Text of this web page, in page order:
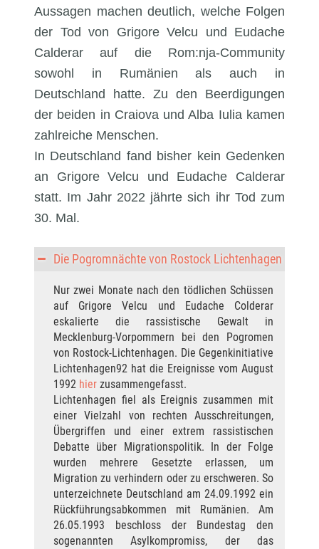
Aussagen machen deutlich, welche Folgen
der Tod von Grigore Velcu und Eudache
Calderar auf die Rom:nja-Community
sowohl in Rumänien als auch in
Deutschland hatte. Zu den Beerdigungen
der beiden in Craiova und Alba Iulia kamen
zahlreiche Menschen.
In Deutschland fand bisher kein Gedenken
an Grigore Velcu und Eudache Calderar
statt. Im Jahr 2022 jährte sich ihr Tod zum
30. Mal.
Die Pogromnächte von Rostock Lichtenhagen
Nur zwei Monate nach den tödlichen Schüssen
auf Grigore Velcu und Eudache Colderar
eskalierte die rassistische Gewalt in
Mecklenburg-Vorpommern bei den Pogromen
von Rostock-Lichtenhagen. Die Gegenkinitiative
Lichtenhagen92 hat die Ereignisse vom August
1992 hier zusammengefasst.
Lichtenhagen fiel als Ereignis zusammen mit
einer Vielzahl von rechten Ausschreitungen,
Übergriffen und einer extrem rassistischen
Debatte über Migrationspolitik. In der Folge
wurden mehrere Gesetzte erlassen, um
Migration zu verhindern oder zu erschweren. So
unterzeichnete Deutschland am 24.09.1992 ein
Rückführungsabkommen mit Rumänien. Am
26.05.1993 beschloss der Bundestag den
sogenannten Asylkompromiss, der das